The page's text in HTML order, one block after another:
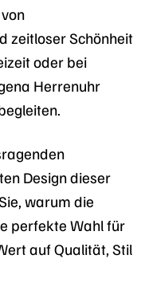
zeitloser Schönheit
oder bei
Herrenuhr
Design dieser
warum die
perfekte Wahl für
auf Qualität, Stil